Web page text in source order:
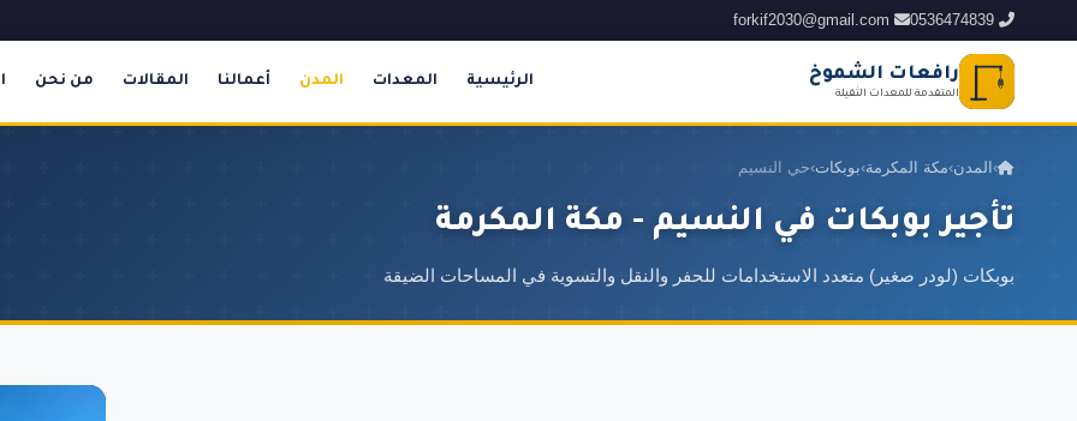
0536474839
forkif2030@gmail.com
رافعات الشموخ
المتقدمة للمعدات الثقيلة
الرئيسية المعدات المدن أعمالنا المقالات من نحن
› المدن›مكة المكرمة›بوبكات›حي النسيم
تأجير بوبكات في النسيم - مكة المكرمة
بوبكات (لودر صغير) متعدد الاستخدامات للحفر والنقل والتسوية في المساحات الضيقة